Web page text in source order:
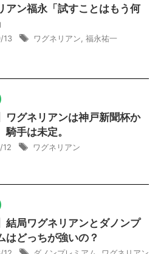
アン福永「試すことはもう何
13 ワグネリアン 福永祐一
ワグネリアンは神戸新聞杯か
騎手は未定。
12 ワグネリアン
結局ワグネリアンとダノンプ
はどっちが強いの？